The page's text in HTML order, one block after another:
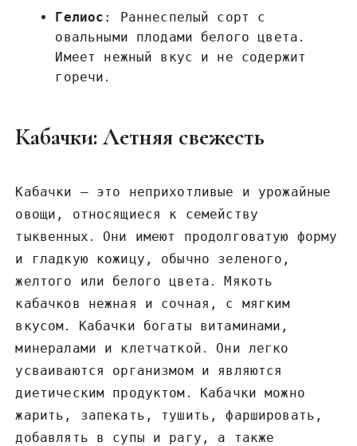
Гелиос : Раннеспелый сорт с
овальными плодами белого цвета․
Имеет нежный вкус и не содержит
горечи․
Кабачки: Летняя свежесть
Кабачки – это неприхотливые и урожайные
овощи, относящиеся к семейству
тыквенных․ Они имеют продолговатую форму
и гладкую кожицу, обычно зеленого,
желтого или белого цвета․ Мякоть
кабачков нежная и сочная, с мягким
вкусом․ Кабачки богаты витаминами,
минералами и клетчаткой․ Они легко
усваиваются организмом и являются
диетическим продуктом․ Кабачки можно
жарить, запекать, тушить, фаршировать,
добавлять в супы и рагу, а также